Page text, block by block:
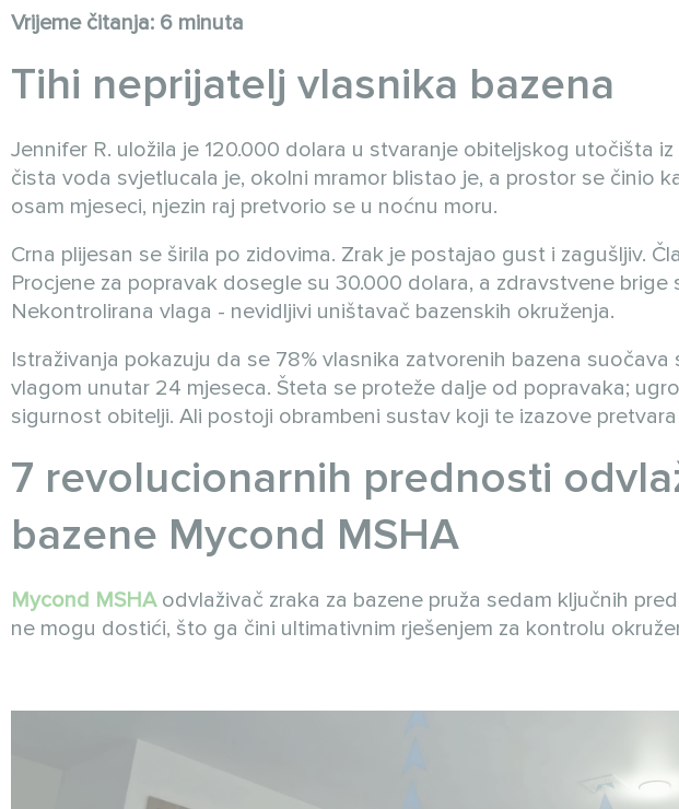
Vrijeme čitanja: 6 minuta
Tihi neprijatelj vlasnika bazena
Jennifer R. uložila je 120.000 dolara u stvaranje obiteljskog utočišta
čista voda svjetlucala je, okolni mramor blistao je, a prostor se činio
osam mjeseci, njezin raj pretvorio se u noćnu moru.
Crna plijesan se širila po zidovima. Zrak je postajao gust i zagušljiv.
Procjene za popravak dosegle su 30.000 dolara, a zdravstvene
Nekontrolirana vlaga - nevidljivi uništavač bazenskih okruženja.
Istraživanja pokazuju da se 78% vlasnika zatvorenih bazena
vlagom unutar 24 mjeseca. Šteta se proteže dalje od popravaka;
sigurnost obitelji. Ali postoji obrambeni sustav koji te izazove
7 revolucionarnih prednosti
bazene Mycond MSHA
Mycond MSHAodvlaživač zraka za bazene pruža sedam ključnih
ne mogu dostići, što ga čini ultimativnim rješenjem za kontrolu